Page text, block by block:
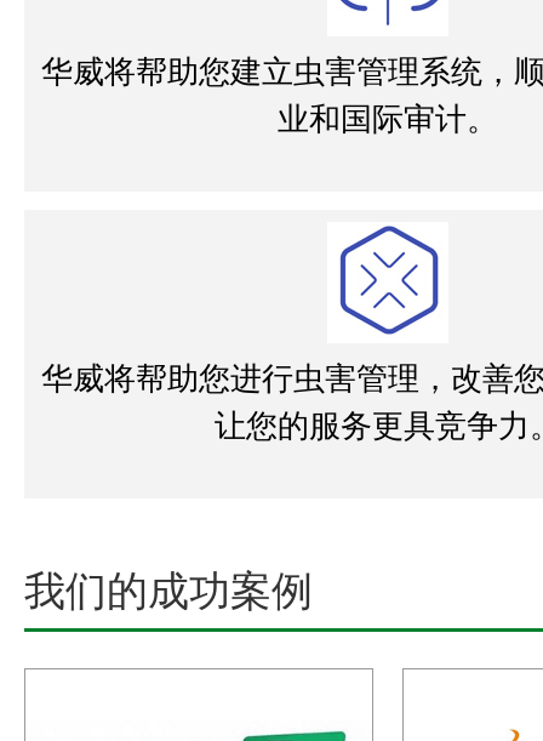
华威将帮助您建立虫害管理系统，
业和国际审计。
华威将帮助您进行虫害管理，改善
让您的服务更具竞争力
我们的成功案例